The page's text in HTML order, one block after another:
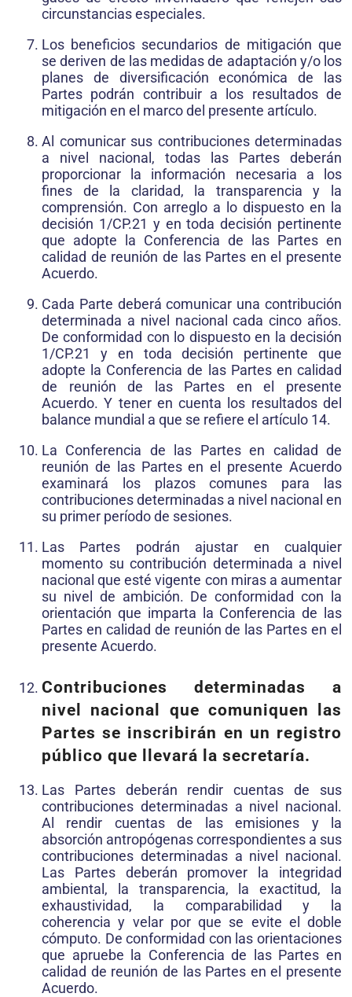
circunstancias especiales.
Los beneficios secundarios de mitigación que
se deriven de las medidas de adaptación y/o los
planes de diversificación económica de las
Partes podrán contribuir a los resultados de
mitigación en el marco del presente artículo.
Al comunicar sus contribuciones determinadas
a nivel nacional, todas las Partes deberán
proporcionar la información necesaria a los
fines de la claridad, la transparencia y la
comprensión. Con arreglo a lo dispuesto en la
decisión 1/CP.21 y en toda decisión pertinente
que adopte la Conferencia de las Partes en
calidad de reunión de las Partes en el presente
Acuerdo.
Cada Parte deberá comunicar una contribución
determinada a nivel nacional cada cinco años.
De conformidad con lo dispuesto en la decisión
1/CP.21 y en toda decisión pertinente que
adopte la Conferencia de las Partes en calidad
de reunión de las Partes en el presente
Acuerdo. Y tener en cuenta los resultados del
balance mundial a que se refiere el artículo 14.
La Conferencia de las Partes en calidad de
reunión de las Partes en el presente Acuerdo
examinará los plazos comunes para las
contribuciones determinadas a nivel nacional en
su primer período de sesiones.
Las Partes podrán ajustar en cualquier
momento su contribución determinada a nivel
nacional que esté vigente con miras a aumentar
su nivel de ambición. De conformidad con la
orientación que imparta la Conferencia de las
Partes en calidad de reunión de las Partes en el
presente Acuerdo.
Contribuciones determinadas a
nivel nacional que comuniquen las
Partes se inscribirán en un registro
público que llevará la secretaría.
Las Partes deberán rendir cuentas de sus
contribuciones determinadas a nivel nacional.
Al rendir cuentas de las emisiones y la
absorción antropógenas correspondientes a sus
contribuciones determinadas a nivel nacional.
Las Partes deberán promover la integridad
ambiental, la transparencia, la exactitud, la
exhaustividad, la comparabilidad y la
coherencia y velar por que se evite el doble
cómputo. De conformidad con las orientaciones
que apruebe la Conferencia de las Partes en
calidad de reunión de las Partes en el presente
Acuerdo.